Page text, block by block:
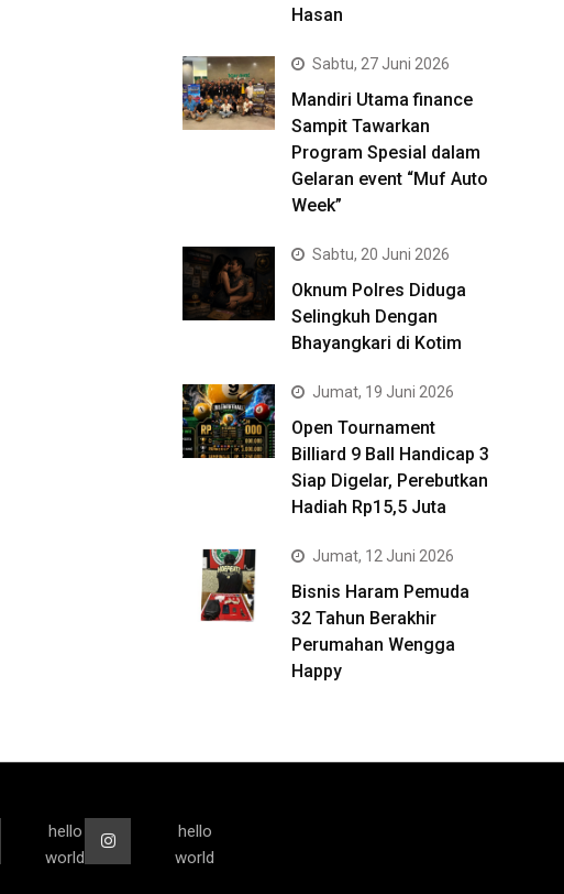
Hasan
Sabtu, 27 Juni 2026
Mandiri Utama finance
Sampit Tawarkan
Program Spesial dalam
Gelaran event “Muf Auto
Week”
Sabtu, 20 Juni 2026
Oknum Polres Diduga
Selingkuh Dengan
Bhayangkari di Kotim
Jumat, 19 Juni 2026
Open Tournament
Billiard 9 Ball Handicap 3
Siap Digelar, Perebutkan
Hadiah Rp15,5 Juta
Jumat, 12 Juni 2026
Bisnis Haram Pemuda
32 Tahun Berakhir
Perumahan Wengga
Happy
hello
world
hello
world